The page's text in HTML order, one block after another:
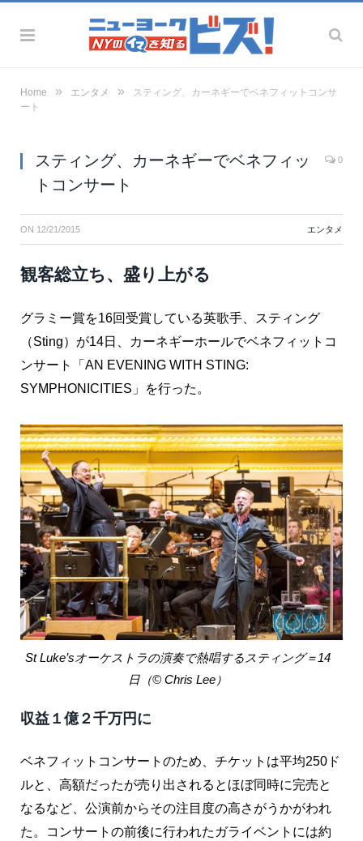
Home » エンタメ »
スティング、カーネギーでベネフィットコンサ
ート
スティング、カーネギーでベネフィッ
トコンサート
0
ON 12/21/2015 エンタメ
観客総立ち、盛り上がる
グラミー賞を16回受賞している英歌手、スティング
（Sting）が14日、カーネギーホールでベネフィットコ
ンサート「AN EVENING WITH STING:
SYMPHONICITIES」を行った。
St Luke’sオーケストラの演奏で熱唱するスティング＝14
日（© Chris Lee）
収益１億２千万円に
ベネフィットコンサートのため、チケットは平均250ド
ルと、高額だったが売り出されるとほぼ同時に完売と
なるなど、公演前からその注目度の高さがうかがわれ
た。コンサートの前後に行われたガライベントには約